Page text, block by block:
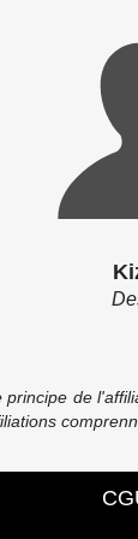
de